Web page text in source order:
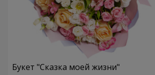
Букет "Сказка моей жизни"